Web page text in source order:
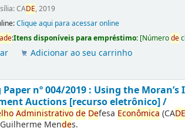
CADE, 2019
Clique aqui para acessar online
de:Itens disponíveis para empréstimo: [Númerode
Adicionar ao seu carrinho
nº 004/2019 : Using the Moran’s
Auctions [recurso eletrônico] /
Administrativode Defesa Econômica (CA
Mendes.